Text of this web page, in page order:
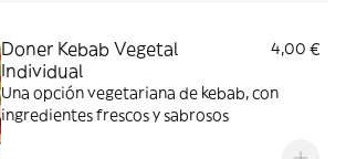
Doner Kebab Vegetal
Individual
4,00 €
Una opción vegetariana de kebab, con
ingredientes frescos y sabrosos